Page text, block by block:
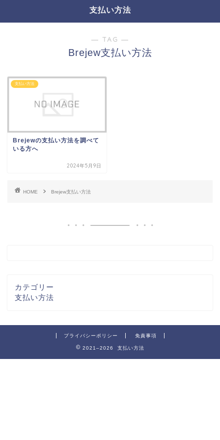
支払い方法
― TAG ―
Brejew支払い方法
支払い方法
Brejewの支払い方法を調べて
いる方へ
2024年5月9日
HOME Brejew支払い方法
カテゴリー
支払い方法
プライバシーポリシー 免責事項
2021–2026 支払い方法